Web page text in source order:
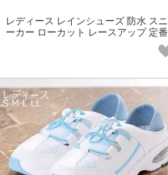
レディース レインシューズ 防水 スニ
ーカー ローカット レースアップ 定番